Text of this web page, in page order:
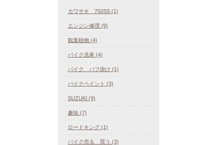
カワサキ 750SS (1)
エンジン修理 (9)
観葉植物 (4)
バイク洗車 (4)
バイク バフ掛け (1)
バイクペイント (3)
SUZUKI (9)
趣味 (7)
ロードキング (1)
バイク売る 買う (3)